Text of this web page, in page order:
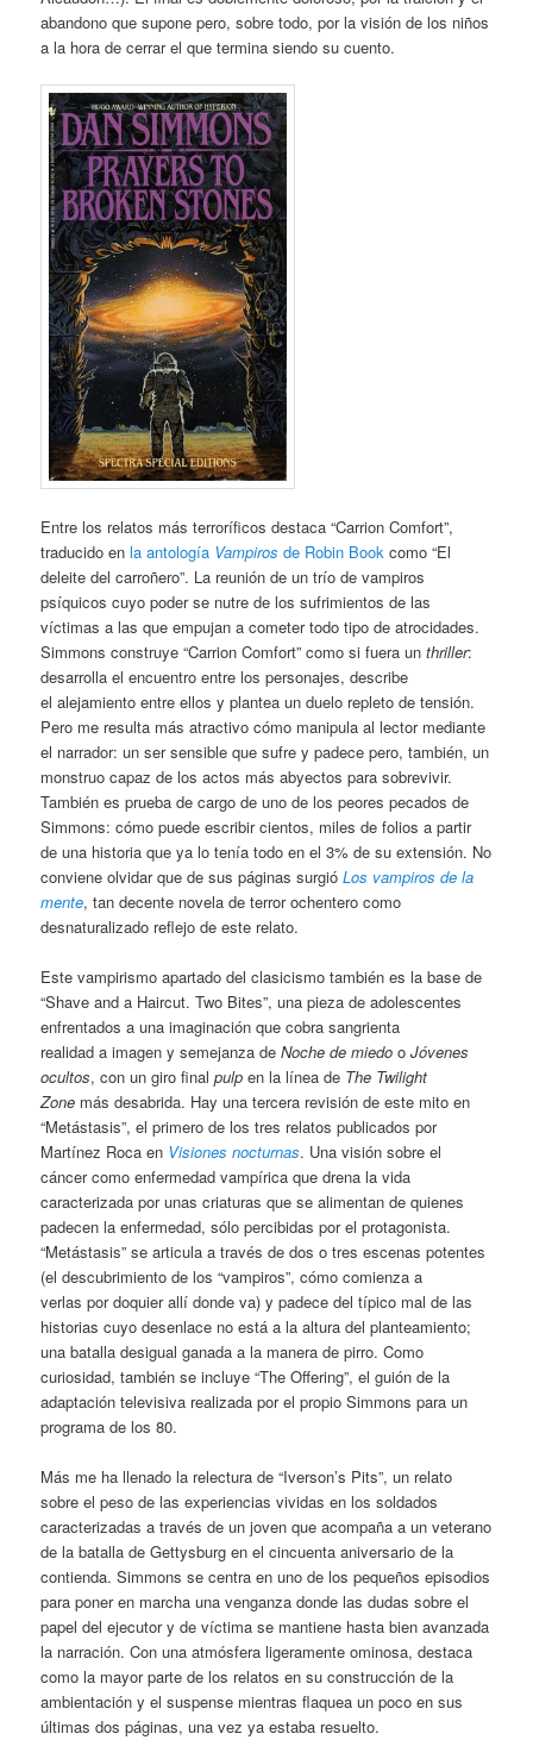
abandono que supone pero, sobre todo, por la visión de los niños
a la hora de cerrar el que termina siendo su cuento.
Entre los relatos más terroríficos destaca “Carrion Comfort”,
traducido enla antología Vampiros de Robin Book como “El
deleite del carroñero”. La reunión de un trío de vampiros
psíquicos cuyo poder se nutre de los sufrimientos de las
víctimas a las que empujan a cometer todo tipo de atrocidades.
Simmons construye “Carrion Comfort” como si fuera unthriller:
desarrolla el encuentro entre los personajes, describe
el alejamiento entre ellos y plantea un duelo repleto de tensión.
Pero me resulta más atractivo cómo manipula al lector mediante
el narrador: un ser sensible que sufre y padece pero, también, un
monstruo capaz de los actos más abyectos para sobrevivir.
También es prueba de cargo de uno de los peores pecados de
Simmons: cómo puede escribir cientos, miles de folios a partir
de una historia que ya lo tenía todo en el 3% de su extensión. No
conviene olvidar que de sus páginas surgióLos vampiros de la
mente, tan decente novela de terror ochentero como
desnaturalizado reflejo de este relato.
Este vampirismo apartado del clasicismo también es la base de
“Shave and a Haircut. Two Bites”, una pieza de adolescentes
enfrentados a una imaginación que cobra sangrienta
realidad a imagen y semejanza deNoche de miedo oJóvenes
ocultos, con un giro finalpulp en la línea de The Twilight
Zone más desabrida. Hay una tercera revisión de este mito en
“Metástasis”, el primero de los tres relatos publicados por
Martínez Roca en Visiones nocturnas. Una visión sobre el
cáncer como enfermedad vampírica que drena la vida
caracterizada por unas criaturas que se alimentan de quienes
padecen la enfermedad, sólo percibidas por el protagonista.
“Metástasis” se articula a través de dos o tres escenas potentes
(el descubrimiento de los “vampiros”, cómo comienza a
verlas por doquier allí donde va) y padece del típico mal de las
historias cuyo desenlace no está a la altura del planteamiento;
una batalla desigual ganada a la manera de pirro. Como
curiosidad, también se incluye “The Offering”, el guión de la
adaptación televisiva realizada por el propio Simmons para un
programa de los 80.
Más me ha llenado la relectura de “Iverson’s Pits”, un relato
sobre el peso de las experiencias vividas en los soldados
caracterizadas a través de un joven que acompaña a un veterano
de la batalla de Gettysburg en el cincuenta aniversario de la
contienda. Simmons se centra en uno de los pequeños episodios
para poner en marcha una venganza donde las dudas sobre el
papel del ejecutor y de víctima se mantiene hasta bien avanzada
la narración. Con una atmósfera ligeramente ominosa, destaca
como la mayor parte de los relatos en su construcción de la
ambientación y el suspense mientras flaquea un poco en sus
últimas dos páginas, una vez ya estaba resuelto.